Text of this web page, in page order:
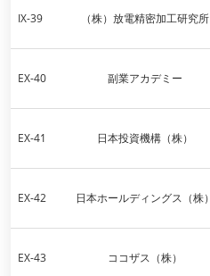
IX-39 （株）放電精密加工研究所
EX-40 副業アカデミー
EX-41 日本投資機構（株）
EX-42 日本ホールディングス（株）
EX-43 ココザス（株）